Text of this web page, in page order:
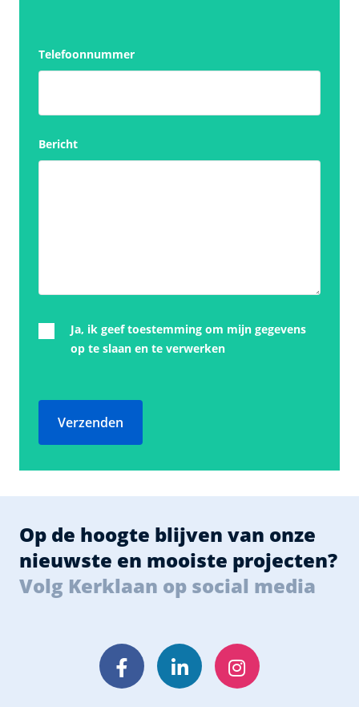
Telefoonnummer
Bericht
Ja, ik geef toestemming om mijn gegevens
op te slaan en te verwerken
Verzenden
Op de hoogte blijven van onze
nieuwste en mooiste projecten?
Volg Kerklaan op social media
FacebookLinkedInInstagram